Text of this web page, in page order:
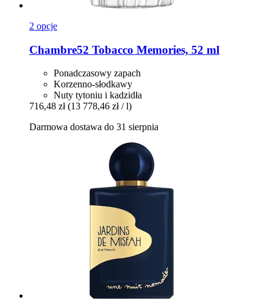
2 opcje
Chambre52 Tobacco Memories, 52 ml
Ponadczasowy zapach
Korzenno-słodkawy
Nuty tytoniu i kadzidła
716,48 zł (13 778,46 zł / l)
Darmowa dostawa do 31 sierpnia